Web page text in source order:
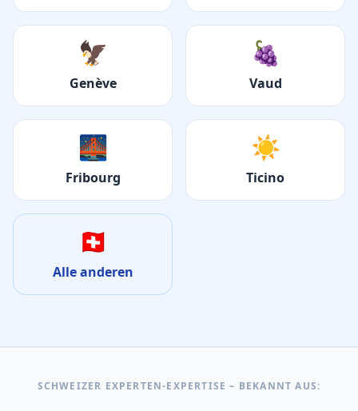
🦅
Genève
🍇
Vaud
🌉
Fribourg
☀️
Ticino
🇨🇭
Alle anderen
SCHWEIZER EXPERTEN-EXPERTISE – BEKANNT AUS: